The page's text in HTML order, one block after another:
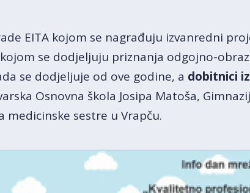
EITA kojom se nagrađuju izvanredni
se dodjeljuju priznanja odgojno-
se dodjeljuje od ove godine, a dobitnici
Osnovna škola Josipa Matoša,
medicinske sestre u Vrapču.